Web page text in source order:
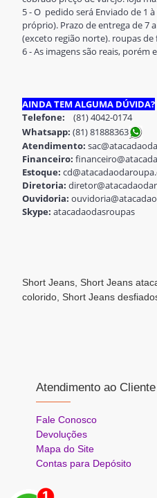
5 - O pedido será Enviado de 1
próprio). Prazo de entrega de 7
(exceto região norte). roupas
6 - As imagens são reais,
AINDA TEM ALGUMA DÚVIDA?
Telefone: (81) 4042-0174
Whatsapp: (81) 81888363
Atendimento:
Financeiro:
Estoque:
Diretoria:
Ouvidoria:
Skype: atacadaodasroupas
Short Jeans, Short Jeans
colorido, Short Jeans
Atendimento ao Cliente
Fale Conosco
Devoluções
Mapa do Site
Contas para Depósito